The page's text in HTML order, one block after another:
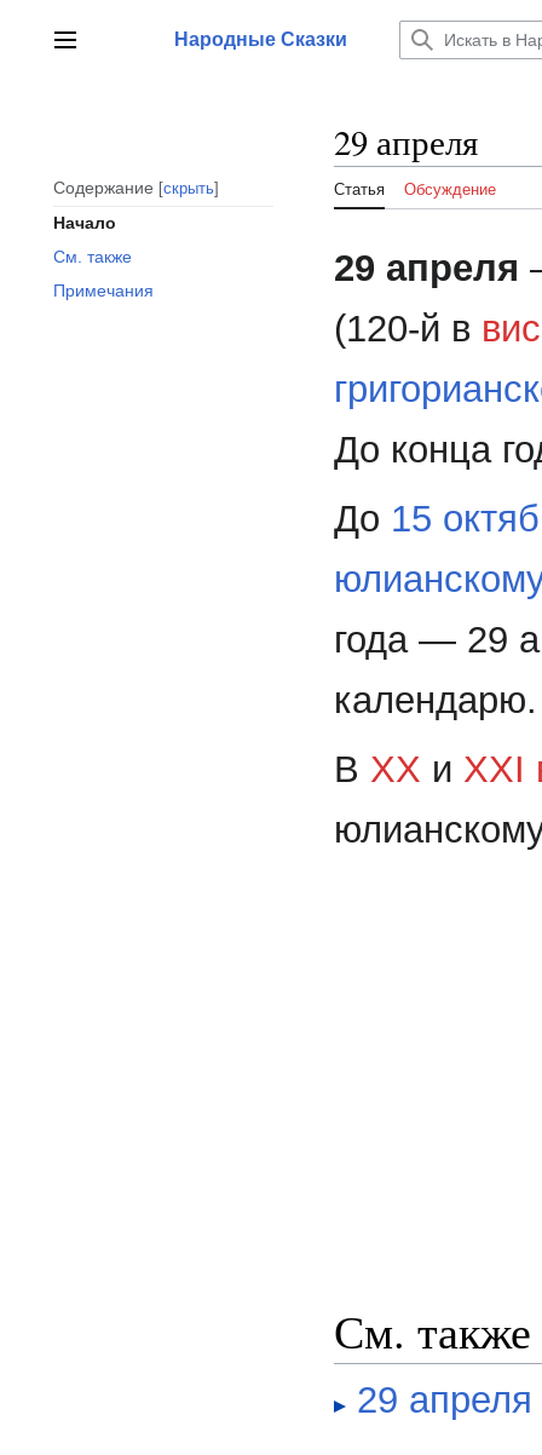
содержаниюГлавное менюНародные Сказки
Содержание скрыть
Начало
См. также
Примечания
29 апреля
Статья Обсуждение
29 апреля
(120-й в
До конца
До 15
года — 29
календарю.
В XX и XXI
См. также
29 апреля